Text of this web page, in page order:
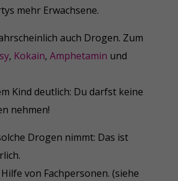
mehr Erwachsene.
auch Drogen. Zum
, Kokain, Amphetamin und
Kind deutlich: Du darfst keine
nehmen!
Drogen nimmt: Das ist
von Fachpersonen. (siehe